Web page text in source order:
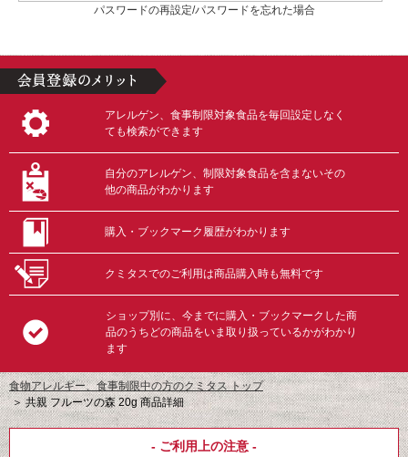
パスワードの再設定/パスワードを忘れた場合
アレルゲン、食事制限対象食品を毎回設定しなく
ても検索ができます
自分のアレルゲン、制限対象食品を含まないその
他の商品がわかります
購入・ブックマーク履歴がわかります
クミタスでのご利用は商品購入時も無料です
ショップ別に、今までに購入・ブックマークした商
品のうちどの商品をいま取り扱っているかがわかり
ます
食物アレルギー、食事制限中の方のクミタス トップ
＞共親 フルーツの森 20g 商品詳細
- ご利用上の注意 -